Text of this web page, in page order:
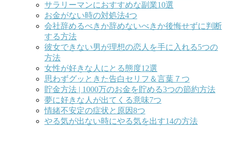
サラリーマンにおすすめな副業10選
お金がない時の対処法4つ
会社辞めるべきか辞めないべきか後悔せずに判断
する方法
彼女できない男が理想の恋人を手に入れる5つの
方法
女性が好きな人にとる態度12選
思わずグッときた告白セリフ＆言葉７つ
貯金方法 | 1000万のお金を貯める3つの節約方法
夢に好きな人が出てくる意味7つ
情緒不安定の症状と原因8つ
やる気が出ない時にやる気を出す14の方法